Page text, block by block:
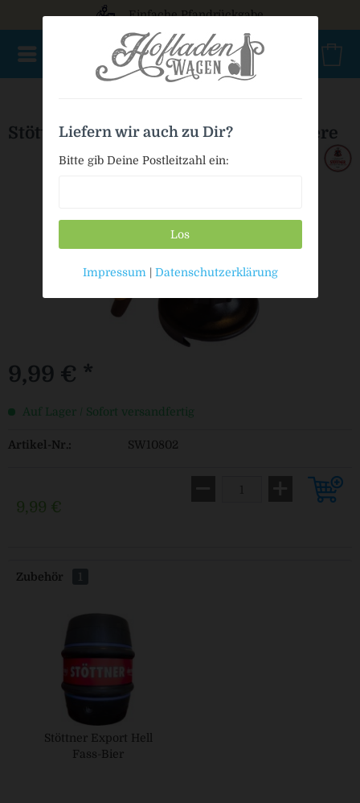
Einfache Pfandrückgabe
Stöttner Zapfhahn-Paket für Fass-Biere
9,99 € *
Auf Lager / Sofort versandfertig
Artikel-Nr.: SW10802
9,99 €
Zubehör
Stöttner Export Hell
Fass-Bier
Liefern wir auch zu Dir?
Bitte gib Deine Postleitzahl ein:
Los
Impressum | Datenschutzerklärung